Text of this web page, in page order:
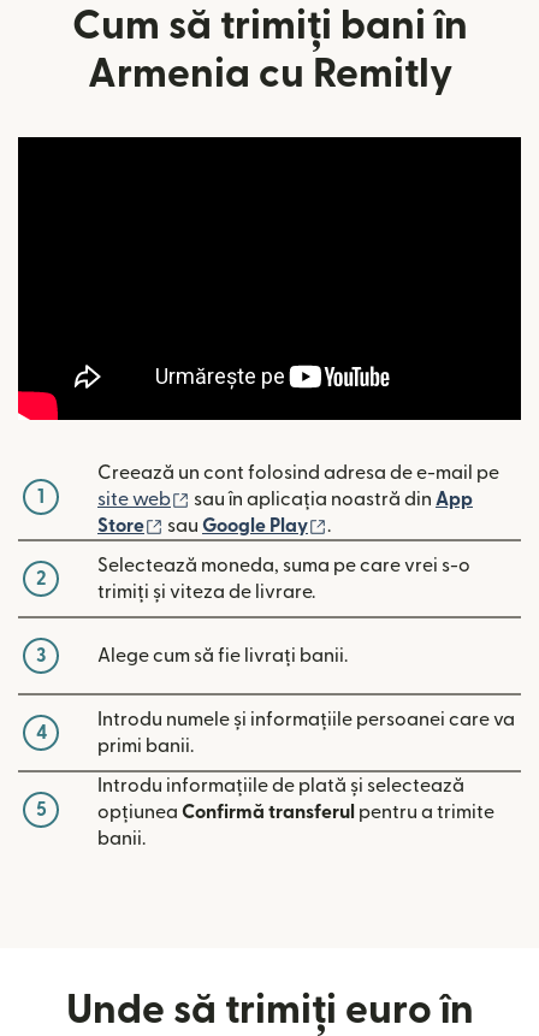
Cum să trimiți bani în
Armenia cu Remitly
1
Creează un cont folosind adresa de e-mail pe
site web
(se deschide într-o fereastră nouă)
sau în aplicația noastră din App
Store
(se deschide într-o fereastră nouă)
sau Google Play .
2
Selectează moneda, suma pe care vrei s-o
trimiți și viteza de livrare.
3 Alege cum să fie livrați banii.
4
Introdu numele și informațiile persoanei care va
primi banii.
5
Introdu informațiile de plată și selectează
opțiunea Confirmă transferul pentru a trimite
banii.
Unde să trimiți euro în